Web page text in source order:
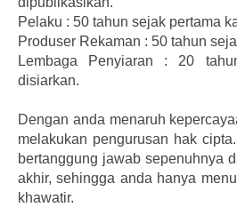
Pelaku : 50 tahun sejak pertama
Produser Rekaman : 50 tahun
Lembaga Penyiaran : 20
disiarkan.
Dengan anda menaruh
melakukan pengurusan hak
bertanggung jawab sepenuhnya
akhir, sehingga anda hanya
khawatir.